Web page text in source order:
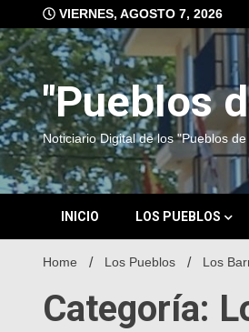
to
content
VIERNES, AGOSTO 7, 2026
"Pueblos
Noticiario Digital de los "Pueblos
INICIO LOS PUEBLOS
Home Los Pueblos Los
Categoría: